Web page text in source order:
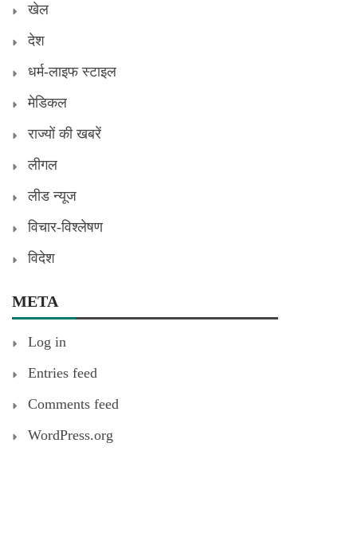
खेल
देश
धर्म-लाइफ स्टाइल
मेडिकल
राज्यों की खबरें
लीगल
लीड न्यूज
विचार-विश्लेषण
विदेश
META
Log in
Entries feed
Comments feed
WordPress.org